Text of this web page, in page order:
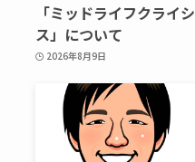
「ミッドライフクライシ
ス」について
2026年8月9日